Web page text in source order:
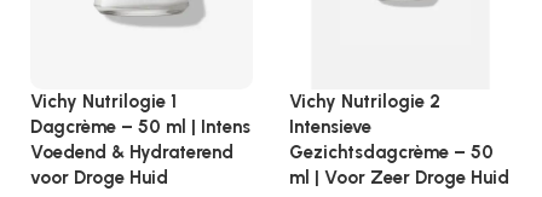
Vichy Nutrilogie 1
Dagcrème – 50 ml | Intens
Voedend & Hydraterend
voor Droge Huid
Vichy Nutrilogie 2
Intensieve
Gezichtsdagcrème – 50
ml | Voor Zeer Droge Huid